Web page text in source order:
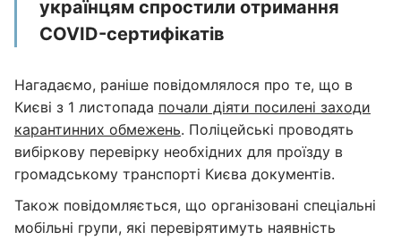
українцям спростили отримання
COVID-сертифікатів
Нагадаємо, раніше повідомлялося про те, що в
Києві з 1 листопада почали діяти посилені заходи
карантинних обмежень. Поліцейські проводять
вибіркову перевірку необхідних для проїзду в
громадському транспорті Києва документів.
Також повідомляється, що організовані спеціальні
мобільні групи, які перевірятимуть наявність